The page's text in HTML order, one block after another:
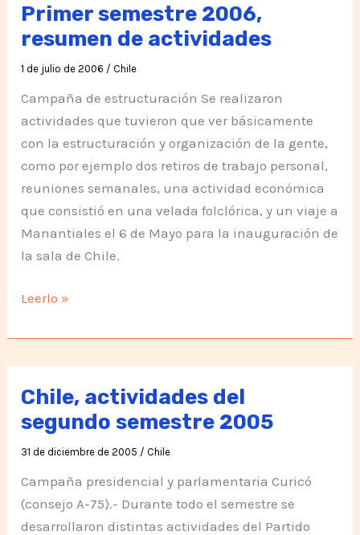
Primer semestre 2006,
resumen de actividades
1 de julio de 2006 / Chile
Campaña de estructuración Se realizaron
actividades que tuvieron que ver básicamente
con la estructuración y organización de la gente,
como por ejemplo dos retiros de trabajo personal,
reuniones semanales, una actividad económica
que consistió en una velada folclórica, y un viaje a
Manantiales el 6 de Mayo para la inauguración de
la sala de Chile.
Primer
2006,
resumen
de
actividades
Leerlo »
Chile, actividades del
segundo semestre 2005
31 de diciembre de 2005 / Chile
Campaña presidencial y parlamentaria Curicó
(consejo A-75).- Durante todo el semestre se
desarrollaron distintas actividades del Partido